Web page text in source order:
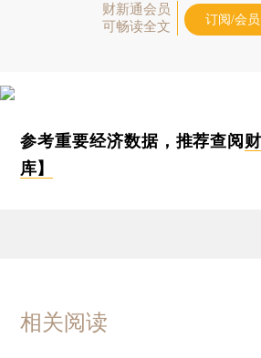
财新通会员
可畅读全文
订阅/会
参考重要经济数据，推荐查阅
库】
相关阅读